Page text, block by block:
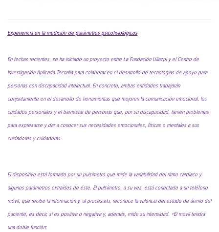
Experiencia en la medición de parámetros psicofisiológicos
En fechas recientes, se ha iniciado un proyecto entre La Fundación Uliazpi y el Centro de
Investigación Aplicada Tecnalia para colaborar en el desarrollo de tecnologías de apoyo para
personas con discapacidad intelectual. En concreto, ambas entidades trabajarán
conjuntamente en el desarrollo de herramientas que mejoren la comunicación emocional, los
cuidados personales y el bienestar de personas que, por su discapacidad, tienen problemas
para expresarse y dar a conocer sus necesidades emocionales, físicas o mentales a sus
cuidadores y cuidadoras.
El dispositivo está formado por un pulsímetro que mide la variabilidad del ritmo cardiaco y
algunos parámetros extraídos de éste. El pulsímetro, a su vez, está conectado a un teléfono
móvil, que recibe la información y, al procesarla, reconoce la valencia del estado de ánimo del
paciente, es decir, si es positiva o negativa y, además, mide su intensidad. +El móvil tendrá
una doble función: